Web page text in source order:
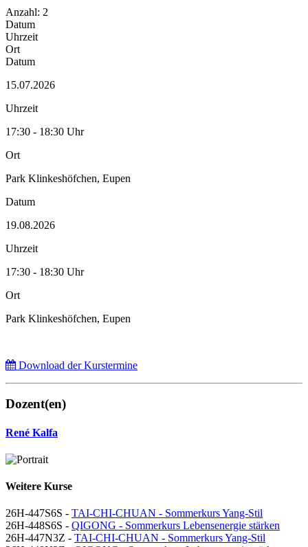
Anzahl: 2
Datum
Uhrzeit
Ort
Datum
15.07.2026
Uhrzeit
17:30 - 18:30 Uhr
Ort
Park Klinkeshöfchen, Eupen
Datum
19.08.2026
Uhrzeit
17:30 - 18:30 Uhr
Ort
Park Klinkeshöfchen, Eupen
Download der Kurstermine
Dozent(en)
René Kalfa
Weitere Kurse
26H-447S6S - TAI-CHI-CHUAN - Sommerkurs Yang-Stil
26H-448S6S - QIGONG - Sommerkurs Lebensenergie stärken
26H-447N3Z - TAI-CHI-CHUAN - Sommerkurs Yang-Stil